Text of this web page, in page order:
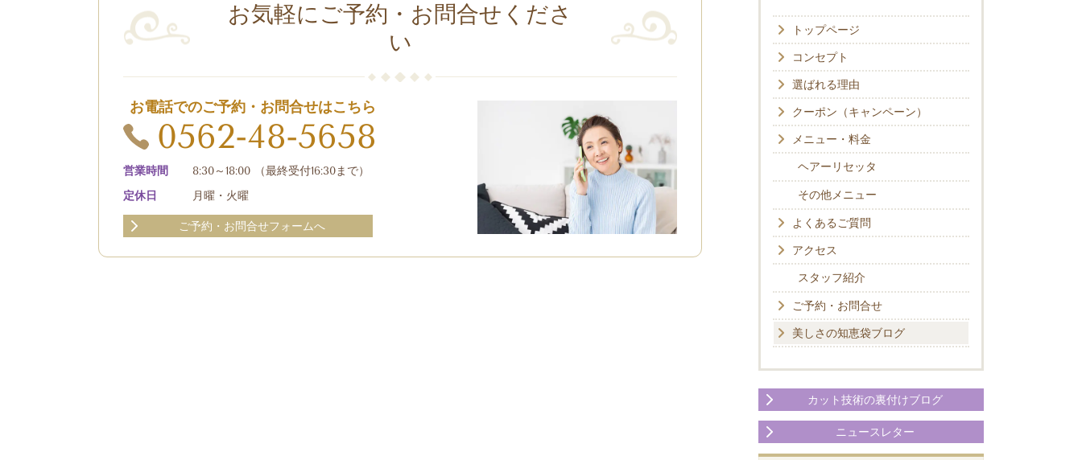
お気軽にご予約・お問合せくださ
い
お電話でのご予約・お問合せはこちら
0562-48-5658
営業時間
8:30～18:00 （最終受付16:30まで）
定休日
月曜・火曜
ご予約・お問合せフォームへ
トップページ
コンセプト
選ばれる理由
クーポン（キャンペーン）
メニュー・料金
ヘアーリセッタ
その他メニュー
よくあるご質問
アクセス
スタッフ紹介
ご予約・お問合せ
美しさの知恵袋ブログ
カット技術の裏付けブログ
ニュースレター